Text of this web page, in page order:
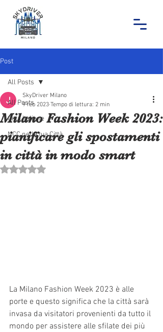
Post
All Posts
Città Italiane
NCC nella tua Città
All Posts
Milano Fashion Week 2023:
pianificare gli spostamenti
in città in modo smart
SkyDriver Milano
9 feb 2023 Tempo di lettura: 2 min
Valutazione NaN stelle su 5.
La Milano Fashion Week 2023 è alle
porte e questo significa che la città sarà
invasa da visitatori provenienti da tutto il
mondo per assistere alle sfilate dei più